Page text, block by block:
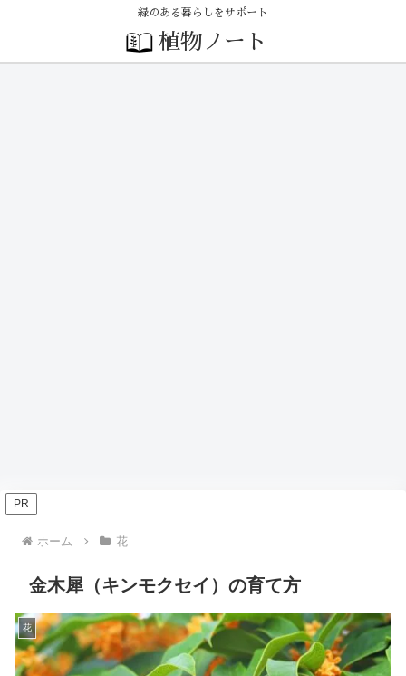
緑のある暮らしをサポート
植物ノート
PR
ホーム 花
金木犀（キンモクセイ）の育て方
花